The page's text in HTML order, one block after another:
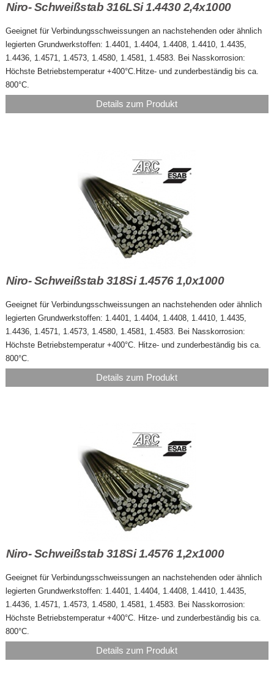
Niro- Schweißstab 316LSi 1.4430 2,4x1000
Geeignet für Verbindungsschweissungen an nachstehenden oder ähnlich
legierten Grundwerkstoffen: 1.4401, 1.4404, 1.4408, 1.4410, 1.4435,
1.4436, 1.4571, 1.4573, 1.4580, 1.4581, 1.4583. Bei Nasskorrosion:
Höchste Betriebstemperatur +400°C.Hitze- und zunderbeständig bis ca.
800°C.
Details zum Produkt
Niro- Schweißstab 318Si 1.4576 1,0x1000
Geeignet für Verbindungsschweissungen an nachstehenden oder ähnlich
legierten Grundwerkstoffen: 1.4401, 1.4404, 1.4408, 1.4410, 1.4435,
1.4436, 1.4571, 1.4573, 1.4580, 1.4581, 1.4583. Bei Nasskorrosion:
Höchste Betriebstemperatur +400°C. Hitze- und zunderbeständig bis ca.
800°C.
Details zum Produkt
Niro- Schweißstab 318Si 1.4576 1,2x1000
Geeignet für Verbindungsschweissungen an nachstehenden oder ähnlich
legierten Grundwerkstoffen: 1.4401, 1.4404, 1.4408, 1.4410, 1.4435,
1.4436, 1.4571, 1.4573, 1.4580, 1.4581, 1.4583. Bei Nasskorrosion:
Höchste Betriebstemperatur +400°C. Hitze- und zunderbeständig bis ca.
800°C.
Details zum Produkt